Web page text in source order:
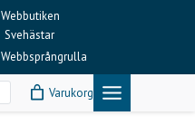
Webbutiken
Svehästar
Webbsprångrulla
Varukorg